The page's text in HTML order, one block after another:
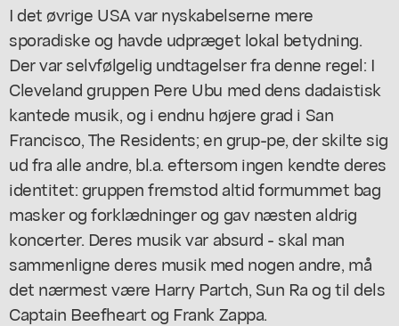
I det øvrige USA var nyskabelserne mere
sporadiske og havde udpræget lokal betydning.
Der var selvfølgelig undtagelser fra denne regel: I
Cleveland gruppen Pere Ubu med dens dadaistisk
kantede musik, og i endnu højere grad i San
Francisco, The Residents; en grup-pe, der skilte sig
ud fra alle andre, bl.a. eftersom ingen kendte deres
identitet: gruppen fremstod altid formummet bag
masker og forklædninger og gav næsten aldrig
koncerter. Deres musik var absurd - skal man
sammenligne deres musik med nogen andre, må
det nærmest være Harry Partch, Sun Ra og til dels
Captain Beefheart og Frank Zappa.